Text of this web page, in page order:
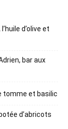
d’olive et
bar aux
tomme et basilic
d’abricots